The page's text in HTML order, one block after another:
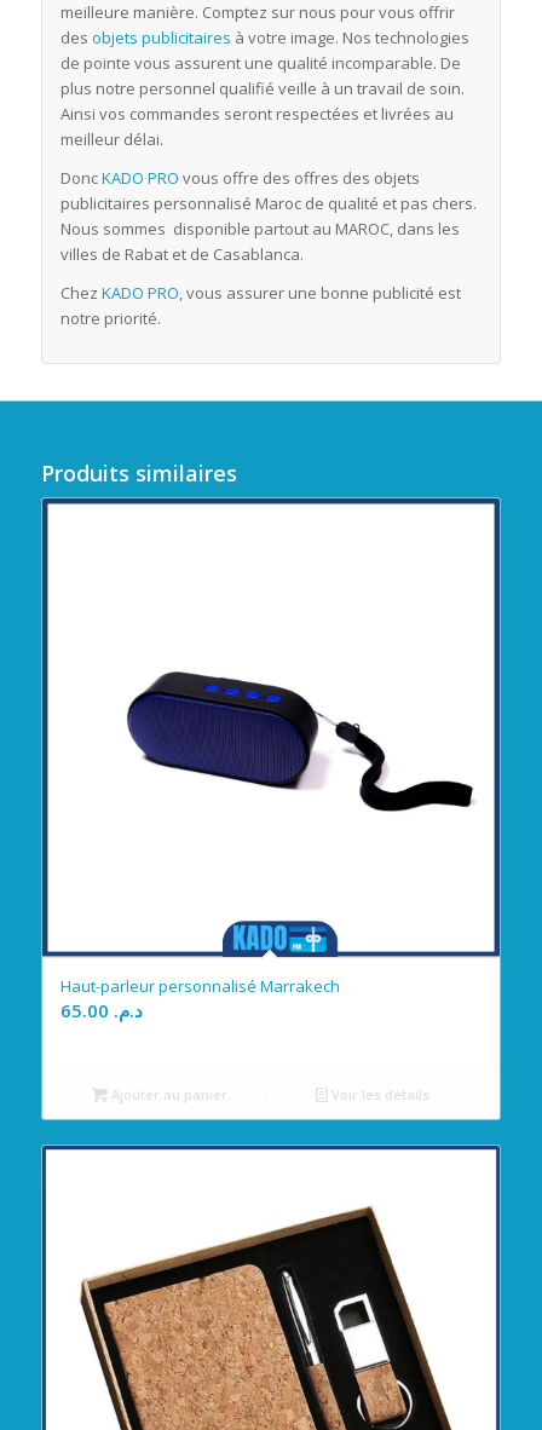
meilleure manière. Comptez sur nous pour vous offrir
des objets publicitaires à votre image. Nos technologies
de pointe vous assurent une qualité incomparable. De
plus notre personnel qualifié veille à un travail de soin.
Ainsi vos commandes seront respectées et livrées au
meilleur délai.
DoncKADO PRO vous offre des offres des objets
publicitaires personnalisé Maroc de qualité et pas chers.
Nous sommes disponible partout au MAROC, dans les
villes de Rabat et de Casablanca.
Chez KADO PRO, vous assurer une bonne publicité est
notre priorité.
Produits similaires
Haut-parleur personnalisé Marrakech
د.م.
Ajouter au panier Voir les détails